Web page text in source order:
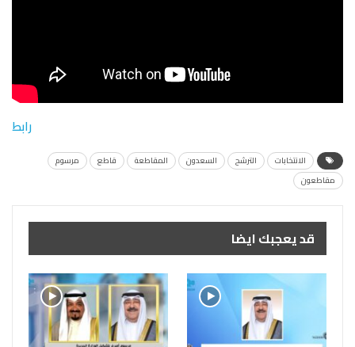
رابط
الانتخابات الترشح السعدون المقاطعة قاطع
مرسوم
مقاطعون
قد يعجبك ايضا